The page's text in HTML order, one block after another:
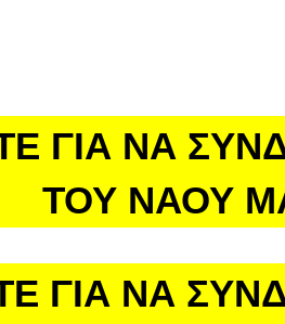
ΓΙΑ ΝΑ
ΤΟΥ ΝΑΟΥ
ΓΙΑ ΝΑ